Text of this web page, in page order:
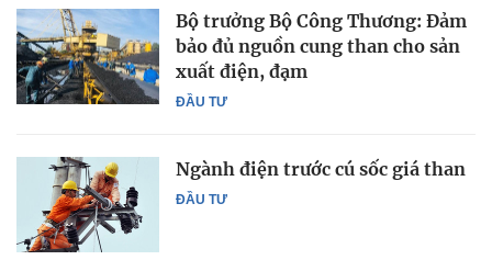
ĐẦU TƯ
Bộ trưởng Bộ Công Thương: Đảm
bảo đủ nguồn cung than cho sản
xuất điện, đạm
ĐẦU TƯ
Ngành điện trước cú sốc giá than